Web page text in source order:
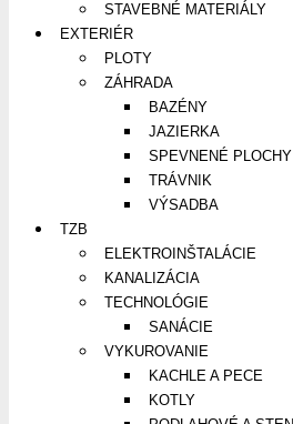
STAVEBNÉ MATERIÁLY
EXTERIÉR
PLOTY
ZÁHRADA
BAZÉNY
JAZIERKA
SPEVNENÉ PLOCHY
TRÁVNIK
VÝSADBA
TZB
ELEKTROINŠTALÁCIE
KANALIZÁCIA
TECHNOLÓGIE
SANÁCIE
VYKUROVANIE
KACHLE A PECE
KOTLY